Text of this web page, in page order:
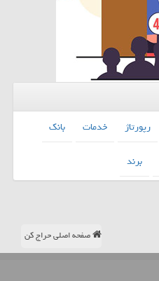
رپورتاژ خدمات
بانك
برند
صفحه اصلی حراج کن